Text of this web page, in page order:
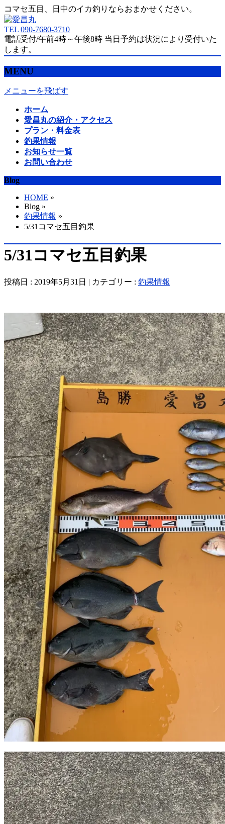
コマセ五目、日中のイカ釣りならおまかせください。
TEL 090-7680-3710
電話受付/午前4時～午後8時 当日予約は状況により受付いた
します。
MENU
メニューを飛ばす
ホーム
愛昌丸の紹介・アクセス
プラン・料金表
釣果情報
お知らせ一覧
お問い合わせ
Blog
HOME »
Blog »
釣果情報 »
5/31コマセ五目釣果
5/31コマセ五目釣果
投稿日 : 2019年5月31日 | カテゴリー : 釣果情報